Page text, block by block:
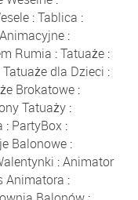
:Tablica :
:
Rumia :Tatuaże:
Tatuaże dla Dzieci :
Brokatowe:
Tatuaży :
: PartyBox:
Balonowe :
:Animator
Animatora :